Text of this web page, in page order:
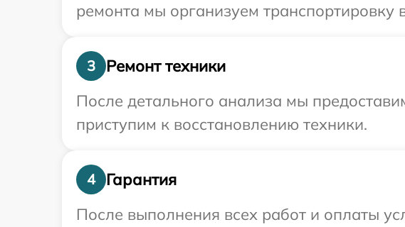
ремонта мы организуем транспортировку
3
Ремонт техники
После детального анализа мы
приступим к восстановлению техники.
4
Гарантия
После выполнения всех работ и оплаты